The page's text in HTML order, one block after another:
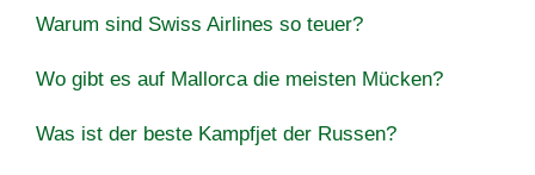
Warum sind Swiss Airlines so teuer?
Wo gibt es auf Mallorca die meisten Mücken?
Was ist der beste Kampfjet der Russen?